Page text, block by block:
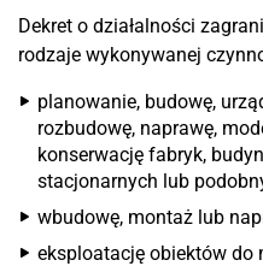
Dekret o działalności
rodzaje wykonywanej
planowanie, budowę,
rozbudowę, naprawę,
konserwację fabryk,
stacjonarnych lub
wbudowę, montaż lub
eksploatację obiektów do